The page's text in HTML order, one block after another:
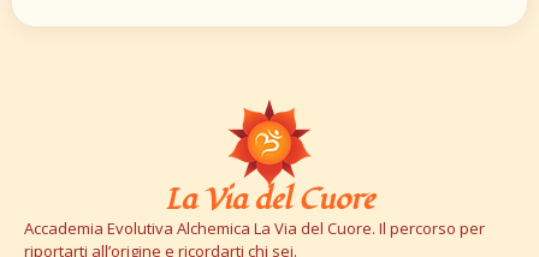
La Via del Cuore
Accademia Evolutiva Alchemica La Via del Cuore. Il percorso per
riportarti all’origine e ricordarti chi sei.